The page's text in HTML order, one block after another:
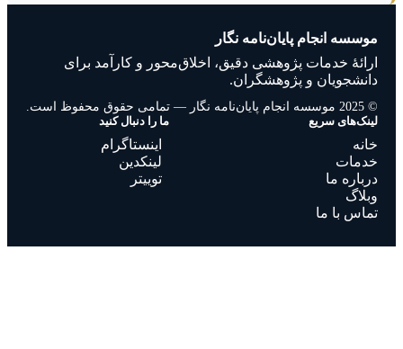
موسسه انجام پایان‌نامه نگار
ارائهٔ خدمات پژوهشی دقیق، اخلاق‌محور و کارآمد برای
دانشجویان و پژوهشگران.
لینک‌های سریع
خانه
خدمات
درباره ما
وبلاگ
تماس با ما
ما را دنبال کنید
اینستاگرام
لینکدین
توییتر